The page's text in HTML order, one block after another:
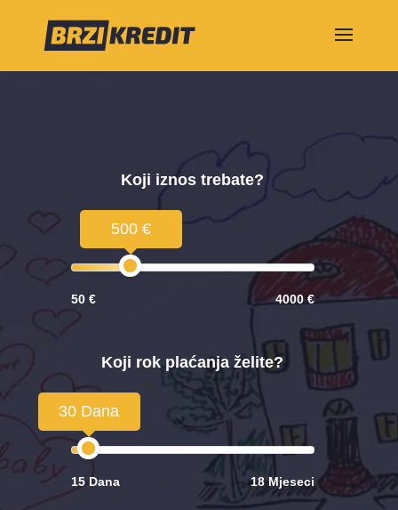
Koji iznos trebate?
500 €
50 € 4000 €
Koji rok plaćanja želite?
30 Dana
15 Dana 18 Mjeseci